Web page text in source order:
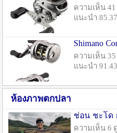
ความเห็น 41
แนะนำ
Shimano
ความเห็น 35
แนะนำ
ห้องภาพตกปลา
ช่อน ชะโด
ความเห็น 6